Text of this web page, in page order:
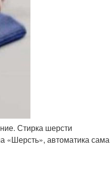
Стирка шерсти
автоматика сама